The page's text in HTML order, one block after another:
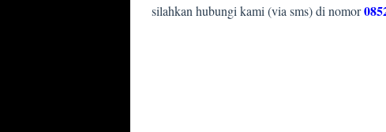
silahkan hubungi kami (via sms) di nomor